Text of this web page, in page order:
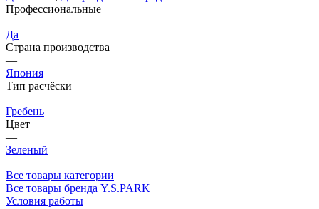
Профессиональные
—
Да
Страна производства
—
Япония
Тип расчёски
—
Гребень
Цвет
—
Зеленый
Все товары категории
Все товары бренда Y.S.PARK
Условия работы